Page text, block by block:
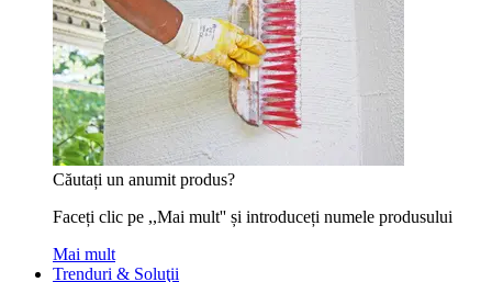
Căutați un anumit produs?
Faceți clic pe ,,Mai mult'' și introduceți numele produsului
Mai mult
Trenduri & Soluţii